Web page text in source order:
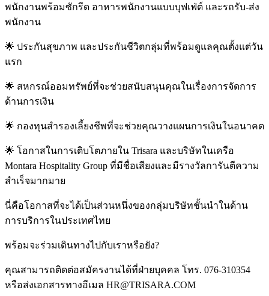
พนักงานพร้อมซักรีด อาหารพนักงานแบบบุฟเฟ่ต์ และรถรับ-ส่ง
พนักงาน
🌟 ประกันสุขภาพ และประกันชีวิตกลุ่มที่พร้อมดูแลคุณตั้งแต่วัน
แรก
🌟 สหกรณ์ออมทรัพย์ที่จะช่วยสนับสนุนคุณในเรื่องการจัดการ
ด้านการเงิน
🌟 กองทุนสำรองเลี้ยงชีพที่จะช่วยคุณวางแผนการเงินในอนาคต
🌟 โอกาสในการเติบโตภายใน Trisara และบริษัทในเครือ
Montara Hospitality Group ที่มีชื่อเสียงและมีรางวัลการันตีความ
สำเร็จมากมาย
นี่คือโอกาสที่จะได้เป็นส่วนหนึ่งของกลุ่มบริษัทชั้นนำในด้าน
การบริการในประเทศไทย
พร้อมจะร่วมเดินทางไปกับเราหรือยัง?
คุณสามารถติดต่อสมัครงานได้ที่ฝ่ายบุคคล โทร. 076-310354
หรือส่งเอกสารทางอีเมล HR@TRISARA.COM